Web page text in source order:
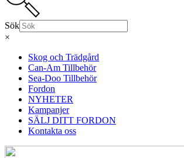
Sök
×
Skog och Trädgård
Can-Am Tillbehör
Sea-Doo Tillbehör
Fordon
NYHETER
Kampanjer
SÄLJ DITT FORDON
Kontakta oss